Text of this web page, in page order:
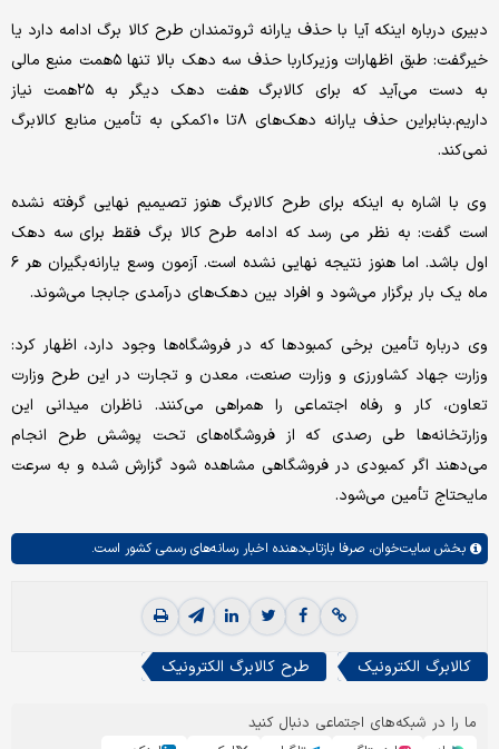
دبیری درباره اینکه آیا با حذف یارانه ثروتمندان طرح کالا برگ ادامه دارد یا
خیرگفت: طبق اظهارات وزیرکاربا حذف سه دهک بالا تنها ۵همت منبع مالی
به دست می‌آید که برای کالابرگ هفت دهک دیگر به ۲۵همت نیاز
داریم.بنابراین حذف یارانه دهک‌های ۸تا ۱۰کمکی به تأمین منابع کالابرگ
نمی‌کند.
وی با اشاره به اینکه برای طرح کالابرگ هنوز تصیمیم نهایی گرفته نشده
است گفت: به نظر می رسد که ادامه طرح کالا برگ فقط برای سه دهک
اول باشد. اما هنوز نتیجه نهایی نشده است. آزمون وسع یارانه‌بگیران هر ۶
ماه یک بار برگزار می‌شود و افراد بین دهک‌های درآمدی جابجا می‌شوند.
وی درباره تأمین برخی کمبود‌ها که در فروشگاه‌ها وجود دارد، اظهار کرد:
وزارت جهاد کشاورزی و وزارت صنعت، معدن و تجارت در این طرح وزارت
تعاون، کار و رفاه اجتماعی را همراهی می‌کنند. ناظران میدانی این
وزارتخانه‌ها طی رصدی که از فروشگاه‌های تحت پوشش طرح انجام
می‌دهند اگر کمبودی در فروشگاهی مشاهده شود گزارش شده و به سرعت
مایحتاج تأمین می‌شود.
بخش سایت‌خوان، صرفا بازتاب‌دهنده اخبار رسانه‌های رسمی کشور است.
کالابرگ الکترونیک طرح کالابرگ الکترونیک
ما را در شبکه‌های اجتماعی دنبال کنید